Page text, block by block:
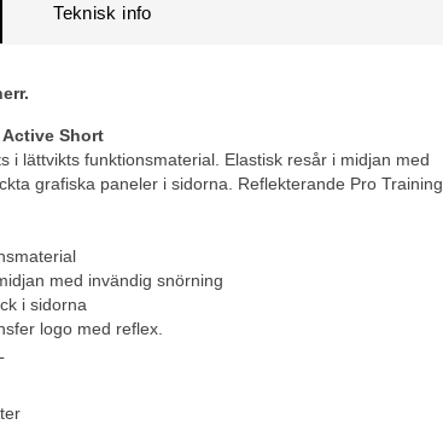
Active Short
i lättvikts funktionsmaterial. Elastisk resår i midjan med
grafiska paneler i sidorna. Reflekterande Pro Training
med invändig snörning
i sidorna
logo med reflex.